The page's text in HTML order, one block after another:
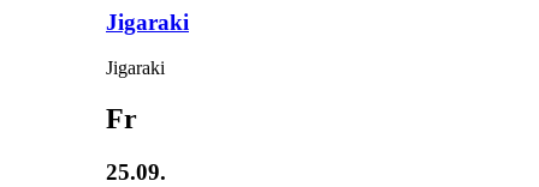
Jigaraki
Jigaraki
Fr
25.09.